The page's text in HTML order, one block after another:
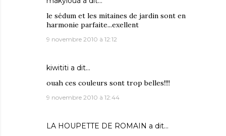
le sédum et les mitaines de jardin sont en
harmonie parfaite...exellent
9 novembre 2010 à 12:12
kiwititi a dit…
ouah ces couleurs sont trop belles!!!!
9 novembre 2010 à 12:44
LA HOUPETTE DE ROMAIN a dit…